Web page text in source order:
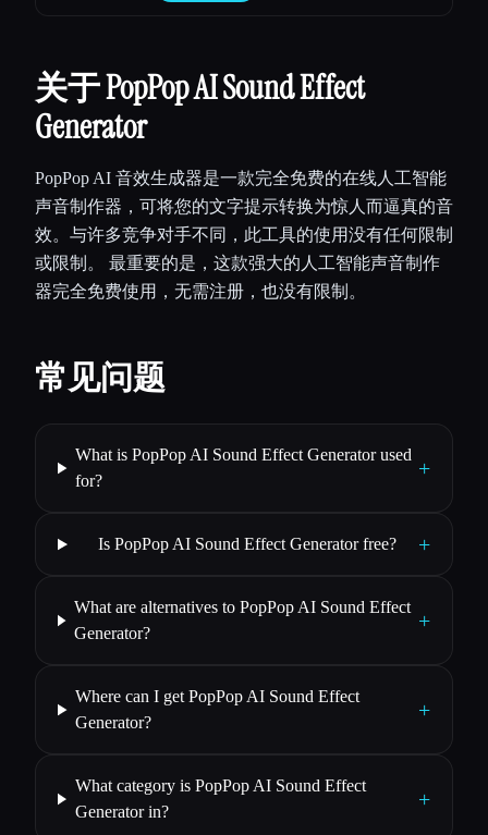
关于 PopPop AI Sound Effect
Generator
PopPop AI 音效生成器是一款完全免费的在线人工智能
声音制作器，可将您的文字提示转换为惊人而逼真的音
效。与许多竞争对手不同，此工具的使用没有任何限制
或限制。 最重要的是，这款强大的人工智能声音制作
器完全免费使用，无需注册，也没有限制。
常见问题
What is PopPop AI Sound Effect Generator used
for?
+
Is PopPop AI Sound Effect Generator free? +
What are alternatives to PopPop AI Sound Effect
Generator?
+
Where can I get PopPop AI Sound Effect
Generator?
+
What category is PopPop AI Sound Effect
Generator in?
+